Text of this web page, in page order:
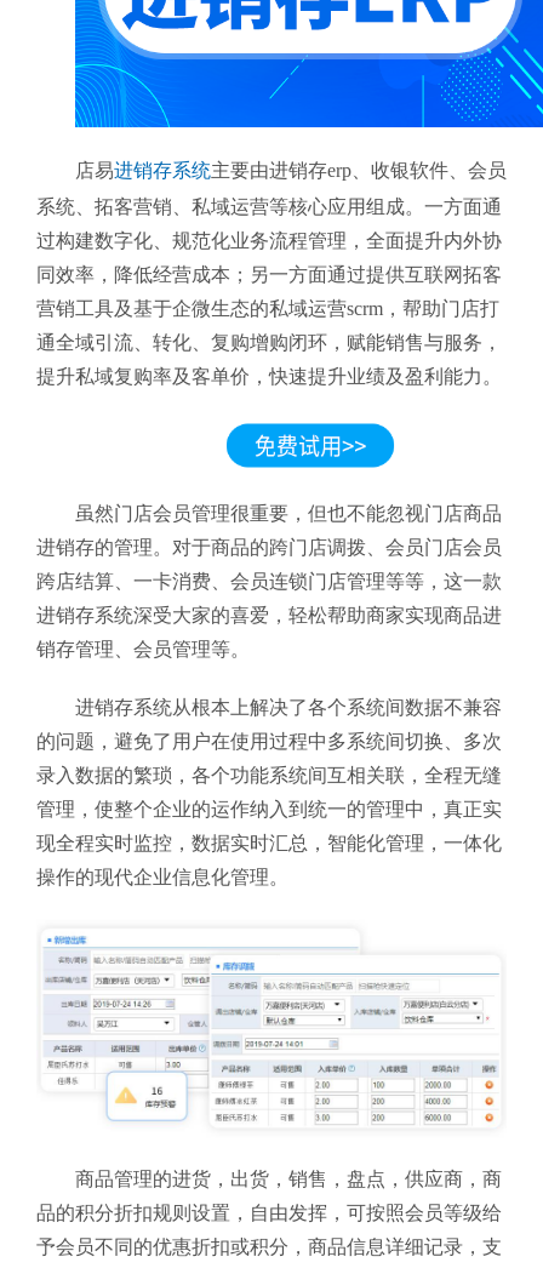
店易进销存系统主要由进销存erp、收银软件、会员
系统、拓客营销、私域运营等核心应用组成。一方面通
过构建数字化、规范化业务流程管理，全面提升内外协
同效率，降低经营成本；另一方面通过提供互联网拓客
营销工具及基于企微生态的私域运营scrm，帮助门店打
通全域引流、转化、复购增购闭环，赋能销售与服务，
提升私域复购率及客单价，快速提升业绩及盈利能力。
虽然门店会员管理很重要，但也不能忽视门店商品
进销存的管理。对于商品的跨门店调拨、会员门店会员
跨店结算、一卡消费、会员连锁门店管理等等，这一款
进销存系统深受大家的喜爱，轻松帮助商家实现商品进
销存管理、会员管理等。
进销存系统从根本上解决了各个系统间数据不兼容
的问题，避免了用户在使用过程中多系统间切换、多次
录入数据的繁琐，各个功能系统间互相关联，全程无缝
管理，使整个企业的运作纳入到统一的管理中，真正实
现全程实时监控，数据实时汇总，智能化管理，一体化
操作的现代企业信息化管理。
商品管理的进货，出货，销售，盘点，供应商，商
品的积分折扣规则设置，自由发挥，可按照会员等级给
予会员不同的优惠折扣或积分，商品信息详细记录，支